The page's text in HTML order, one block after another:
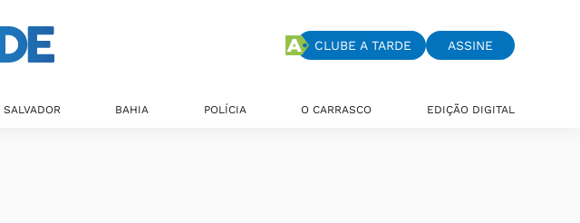
CLUBE A TARDE ASSINE
SALVADOR BAHIA POLÍCIA O CARRASCO EDIÇÃO DIGITAL